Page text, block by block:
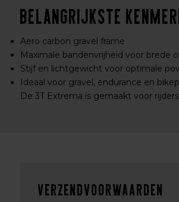
Belangrijkste
Aero carbon gravel frame
Maximale bandenvrijheid voor brede
Stijf en lichtgewicht voor optimale
Ideaal voor gravel, endurance en
De 3T Extrema is gemaakt voor
Verzendvoorwaarden